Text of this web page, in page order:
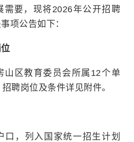
需要，现将2026年公开招聘
项公告如下：
山区教育委员会所属12个单
聘岗位及条件详见附件。
口，列入国家统一招生计划